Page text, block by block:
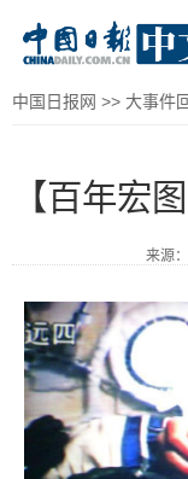
中国日报网 >> 大事件
【百年宏
来源